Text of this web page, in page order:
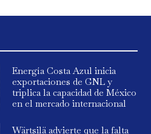
Energía Costa Azul inicia
exportaciones de GNL y
triplica la capacidad de México
en el mercado internacional
Wärtsilä advierte que la falta